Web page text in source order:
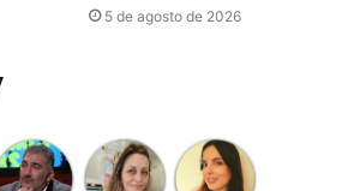
5 de agosto de 2026